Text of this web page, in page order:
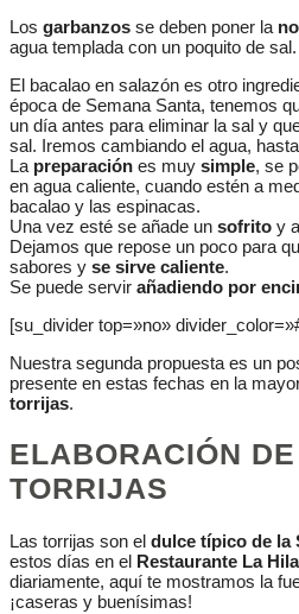
Los garbanzos se deben poner la
agua templada con un poquito de sal.
El bacalao en salazón es otro
época de Semana Santa, tenemos
un día antes para eliminar la sal y
sal. Iremos cambiando el agua,
La preparación es muy simple, se
en agua caliente, cuando estén a
bacalao y las espinacas.
Una vez esté se añade un sofrito y
Dejamos que repose un poco para
sabores y se sirve caliente.
Se puede servir añadiendo por
[su_divider top=»no»
Nuestra segunda propuesta es un
presente en estas fechas en la
torrijas.
ELABORACIÓN
TORRIJAS
Las torrijas son el dulce típico de la
estos días en el Restaurante La
diariamente, aquí te mostramos la
¡caseras y buenísimas!